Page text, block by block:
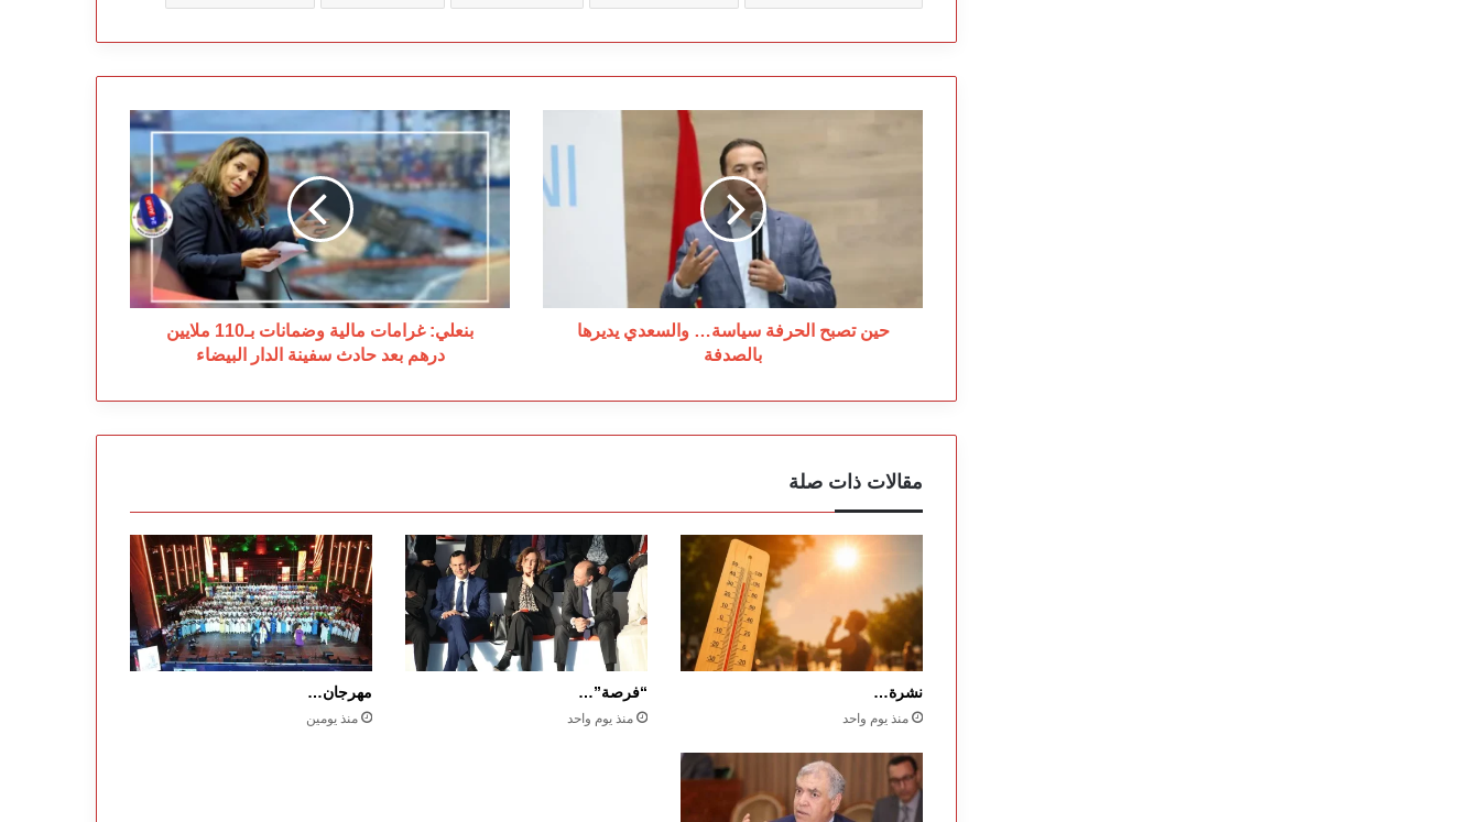
حين تصبح الحرفة سياسة… والسعدي يديرها
بالصدفة
بنعلي:
غرامات
مالية
وضمانات
بـ110
ملايين
درهم
حادث
سفينة
بنعلي: غرامات مالية وضمانات بـ110 ملايين
درهم بعد حادث سفينة الدار البيضاء
مقالات ذات صلة
نشرة…
منذ يوم واحد
“فرصة”…
منذ يوم واحد
مهرجان…
منذ يومين